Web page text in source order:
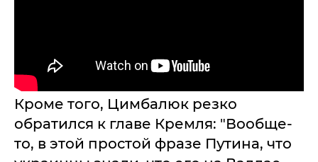
Кроме того, Цимбалюк резко
обратился к главе Кремля: "Вообще-
то, в этой простой фразе Путина, что